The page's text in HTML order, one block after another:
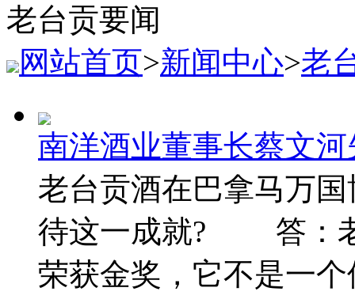
老台贡要闻
网站首页>新闻中心>老
南洋酒业董事长蔡文
老台贡酒在巴拿马万
待这一成就? 答：老
荣获金奖，它不是一